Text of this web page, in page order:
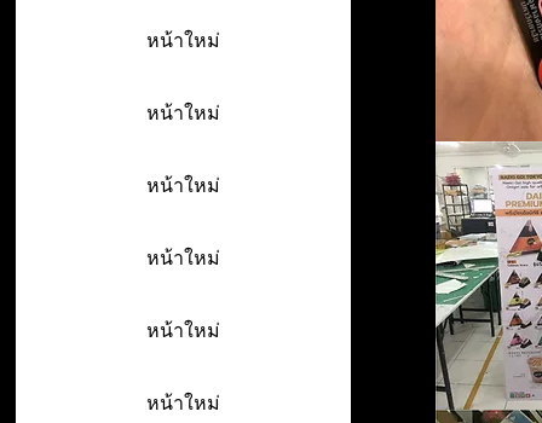
หน้าใหม่
หน้าใหม่
หน้าใหม่
หน้าใหม่
หน้าใหม่
หน้าใหม่